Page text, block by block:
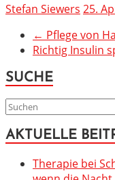
Stefan Siewers 25.
← Pflege von
Richtig Insulin
SUCHE
AKTUELLE
Therapie bei